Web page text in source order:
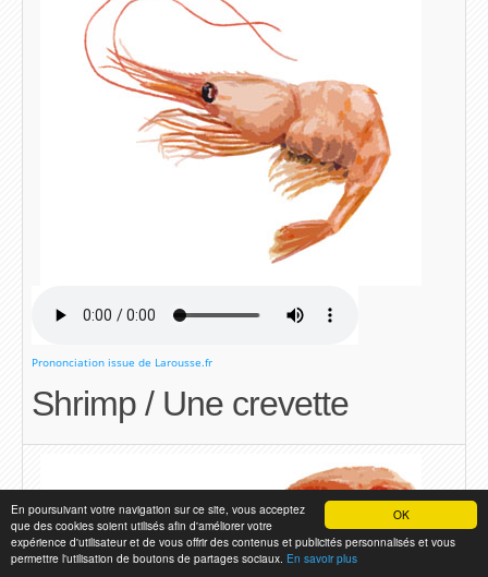
OK
En poursuivant votre navigation sur ce site, vous acceptez
que des cookies soient utilisés afin d'améliorer votre
expérience d'utilisateur et de vous offrir des contenus et publicités personnalisés et vous
permettre l'utilisation de boutons de partages sociaux. En savoir plus
Prononciation issue de Larousse.fr
Shrimp / Une crevette